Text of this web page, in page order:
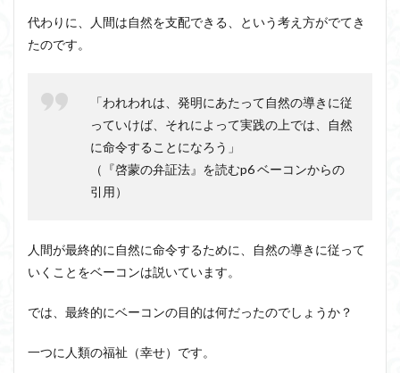
代わりに、人間は自然を支配できる、という考え方がでてき
たのです。
「われわれは、発明にあたって自然の導きに従
っていけば、それによって実践の上では、自然
に命令することになろう」
（『啓蒙の弁証法』を読むp6 ベーコンからの
引用）
人間が最終的に自然に命令するために、自然の導きに従って
いくことをベーコンは説いています。
では、最終的にベーコンの目的は何だったのでしょうか？
一つに人類の福祉（幸せ）です。